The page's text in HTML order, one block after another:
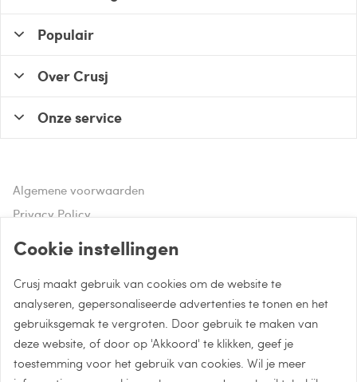
Hulp of advies nodig?
Bel naar 085 - 0043 015
Whatsapp met Crusj
Populair
Over Crusj
Onze service
Algemene voorwaarden
Privacy Policy
Cookie instellingen
Crusj maakt gebruik van cookies om de website te
analyseren, gepersonaliseerde advertenties te tonen en het
gebruiksgemak te vergroten. Door gebruik te maken van
deze website, of door op 'Akkoord' te klikken, geef je
toestemming voor het gebruik van cookies. Wil je meer